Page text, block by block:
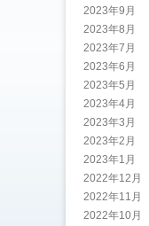
2023年9月
2023年8月
2023年7月
2023年6月
2023年5月
2023年4月
2023年3月
2023年2月
2023年1月
2022年12月
2022年11月
2022年10月